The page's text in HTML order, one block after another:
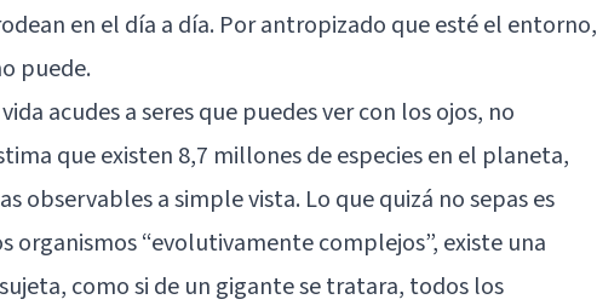
en el día a día. Por antropizado que esté el entorno,
puede.
acudes a seres que puedes ver con los ojos, no
que existen 8,7 millones de especies en el planeta,
observables a simple vista. Lo que quizá no sepas es
organismos “evolutivamente complejos”, existe una
como si de un gigante se tratara, todos los